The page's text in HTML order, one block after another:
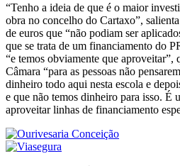
“Tenho a ideia de que é o maior
obra no concelho do Cartaxo”,
de euros que “não podiam ser
que se trata de um financiamento do
“e temos obviamente que aproveitar”,
Câmara “para as pessoas não
dinheiro todo aqui nesta escola e
e que não temos dinheiro para isso. É
aproveitar linhas de financiamento